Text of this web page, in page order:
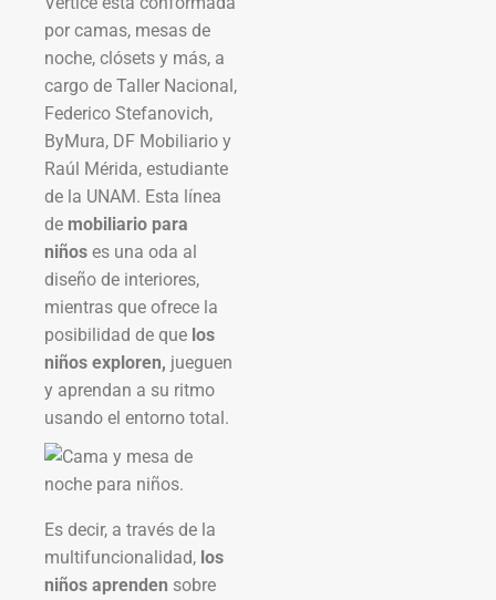
por camas, mesas de
noche, clósets y más, a
cargo de Taller Nacional,
Federico Stefanovich,
ByMura, DF Mobiliario y
Raúl Mérida, estudiante
de la UNAM. Esta línea
de mobiliario para
niños es una oda al
diseño de interiores,
mientras que ofrece la
posibilidad de que los
niños exploren, jueguen
y aprendan a su ritmo
usando el entorno total.
Es decir, a través de la
multifuncionalidad, los
niños aprenden sobre